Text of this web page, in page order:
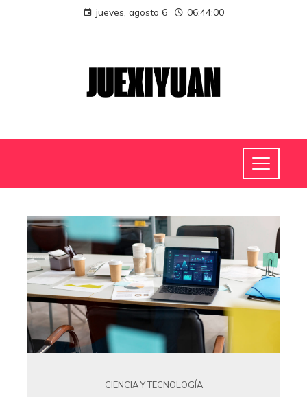
jueves, agosto 6 06:44:00
CIENCIA Y TECNOLOGÍA